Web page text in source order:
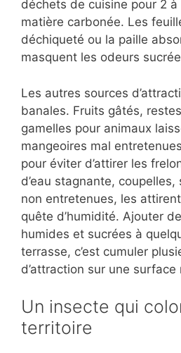
déchets de cuisine pour 2
matière carbonée. Les
déchiqueté ou la paille
masquent les odeurs
Les autres sources
banales. Fruits gâtés,
gamelles pour animaux
mangeoires mal
pour éviter d’attirer les
d’eau stagnante,
non entretenues, les
quête d’humidité. Ajouter
humides et sucrées à
terrasse, c’est cumuler
d’attraction sur une surface
Un insecte qui
territoire